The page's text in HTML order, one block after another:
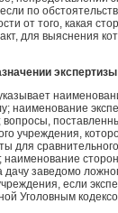
по
от того, какая
для выяснения
экспертизы
наименование
вопросы,
учреждения,
для
заведомо
если
Уголовным